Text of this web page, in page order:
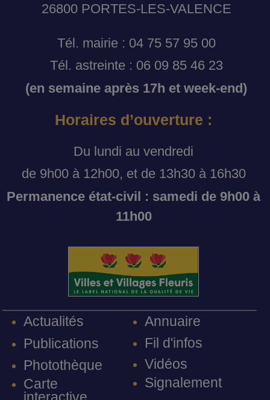
26800 PORTES-LES-VALENCE
Tél. mairie : 04 75 57 95 00
Tél. astreinte : 06 09 85 46 23
(en semaine après 17h et week-end)
Horaires d’ouverture :
Du lundi au vendredi
de 9h00 à 12h00, et de 13h30 à 16h30
Permanence état-civil : samedi de 9h00 à
11h00
Actualités
Publications
Photothèque
Carte
interactive
Annuaire
Fil d'infos
Vidéos
Signalement